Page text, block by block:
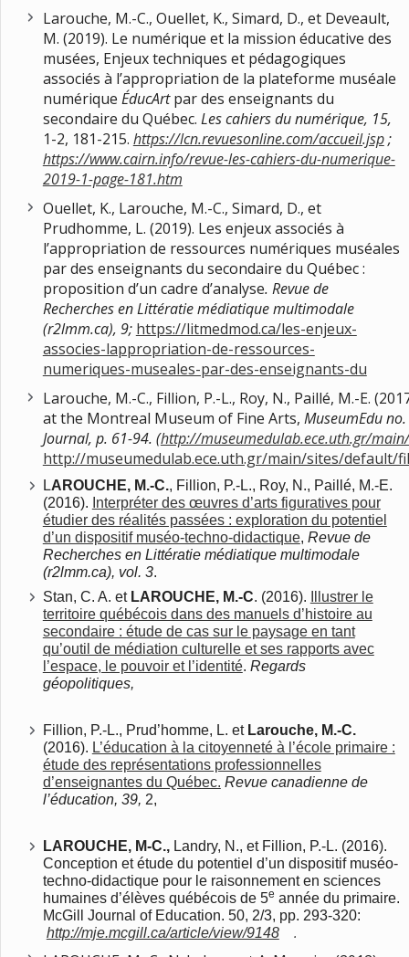
Larouche, M.-C., Ouellet, K., Simard, D., et Deveault,
M. (2019). Le numérique et la mission éducative des
musées, Enjeux techniques et pédagogiques
associés à l’appropriation de la plateforme muséale
numérique ÉducArtpar des enseignants du
secondaire du Québec. Les cahiers du numérique, 15,
1-2, 181-215. https://lcn.revuesonline.com/accueil.jsp;
https://www.cairn.info/revue-les-cahiers-du-numerique-
2019-1-page-181.htm
Ouellet, K., Larouche, M.-C., Simard, D., et
Prudhomme, L. (2019). Les enjeux associés à
l’appropriation de ressources numériques muséales
par des enseignants du secondaire du Québec :
proposition d’un cadre d’analyse. Revue de
Recherches en Littératie médiatique multimodale
(r2lmm.ca), 9; https://litmedmod.ca/les-enjeux-
associes-lappropriation-de-ressources-
numeriques-museales-par-des-enseignants-du
Larouche, M.-C., Fillion, P.-L., Roy, N., Paillé, M.-E.
at the Montreal Museum of Fine Arts, MuseumEdu
Journal, p. 61-94. (http://museumedulab.ece.uth.gr/
http://museumedulab.ece.uth.gr/main/sites/default/
LAROUCHE, M.-C., Fillion, P.-L., Roy, N., Paillé, M.-E.
(2016). Interpréter des œuvres d’arts figuratives pour
étudier des réalités passées : exploration du potentiel
d’un dispositif muséo-techno-didactique, Revue de
Recherches en Littératie médiatique multimodale
(r2lmm.ca), vol. 3.
Stan, C. A. etLAROUCHE, M.-C. (2016).
Illustrer le
territoire québécois dans des manuels d’histoire au
secondaire : étude de cas sur le paysage en tant
qu’outil de médiation culturelle et ses rapports avec
l’espace, le pouvoir et l’identité. Regards
géopolitiques,
Fillion, P.-L., Prud’homme, L. et Larouche, M.-C.
(2016). L’éducation à la citoyenneté à l’école primaire :
étude des représentations professionnelles
d’enseignantes du Québec. Revue canadienne de
l’éducation, 39, 2,
LAROUCHE, M-C.,Landry, N., et Fillion, P.-L. (2016).
Conception et étude du potentiel d’un dispositif muséo-
techno-didactique pour le raisonnement en sciences
humaines d’élèves québécois de 5e année du primaire.
McGill Journal of Education. 50, 2/3, pp. 293-320:
http://mje.mcgill.ca/article/view/9148.